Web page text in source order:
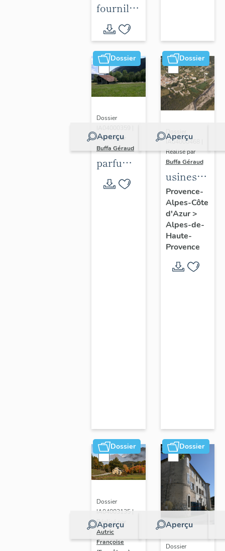
fournils
du Pays
Asses,
Verdon,
Vaïre,
Var
Dossier
Aperçu
Dossier
Réalisé par
Buffa Géraud
parfumeries
(distilleries
de
Dossier
Aperçu
Dossier
IA04000468 |
Réalisé par
Buffa Géraud
usines
textiles
dites
draperies
du Pays
Asses,
Verdon,
Vaïre,
Provence-
Alpes-Côte
d'Azur>
Alpes-de-
Haute-
Provence
Dossier
Aperçu
Dossier
IA04003135 |
Réalisé par
Autric
Françoise
Dossier
Aperçu
Dossier